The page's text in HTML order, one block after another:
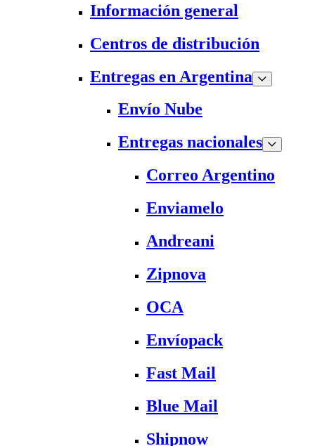
Información general
Centros de distribución
Entregas en Argentina
Envío Nube
Entregas nacionales
Correo Argentino
Enviamelo
Andreani
Zipnova
OCA
Envíopack
Fast Mail
Blue Mail
Shipnow